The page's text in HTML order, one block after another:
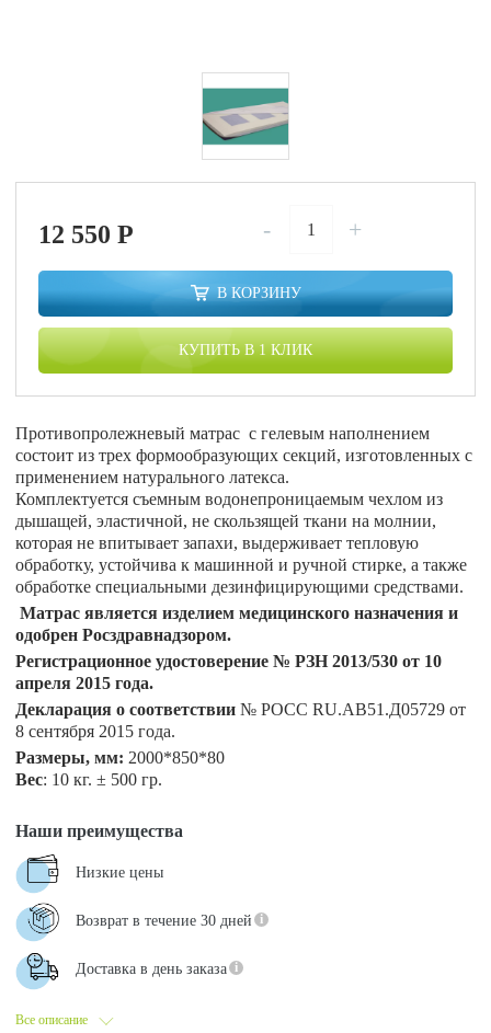
12 550P - +
В КОРЗИНУ
КУПИТЬ В 1 КЛИК
Противопролежневый матрас с гелевым наполнением
состоит из трех формообразующих секций, изготовленных с
применением натурального латекса.
Комплектуется съемным водонепроницаемым чехлом из
дышащей, эластичной, не скользящей ткани на молнии,
которая не впитывает запахи, выдерживает тепловую
обработку, устойчива к машинной и ручной стирке, а также
обработке специальными дезинфицирующими средствами.
Матрас является изделием медицинского назначения и
одобрен Росздравнадзором.
Регистрационное удостоверение № РЗН 2013/530 от 10
апреля 2015 года.
Декларация о соответствии № РОСС RU.АВ51.Д05729 от
8 сентября 2015 года.
Размеры, мм: 2000*850*80
Вес: 10 кг. ± 500 гр.
Все описание
Наши преимущества
Низкие цены
Возврат в течение 30 дней
Доставка в день заказа